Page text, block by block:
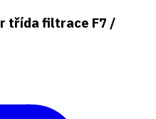
třída filtrace F7 /